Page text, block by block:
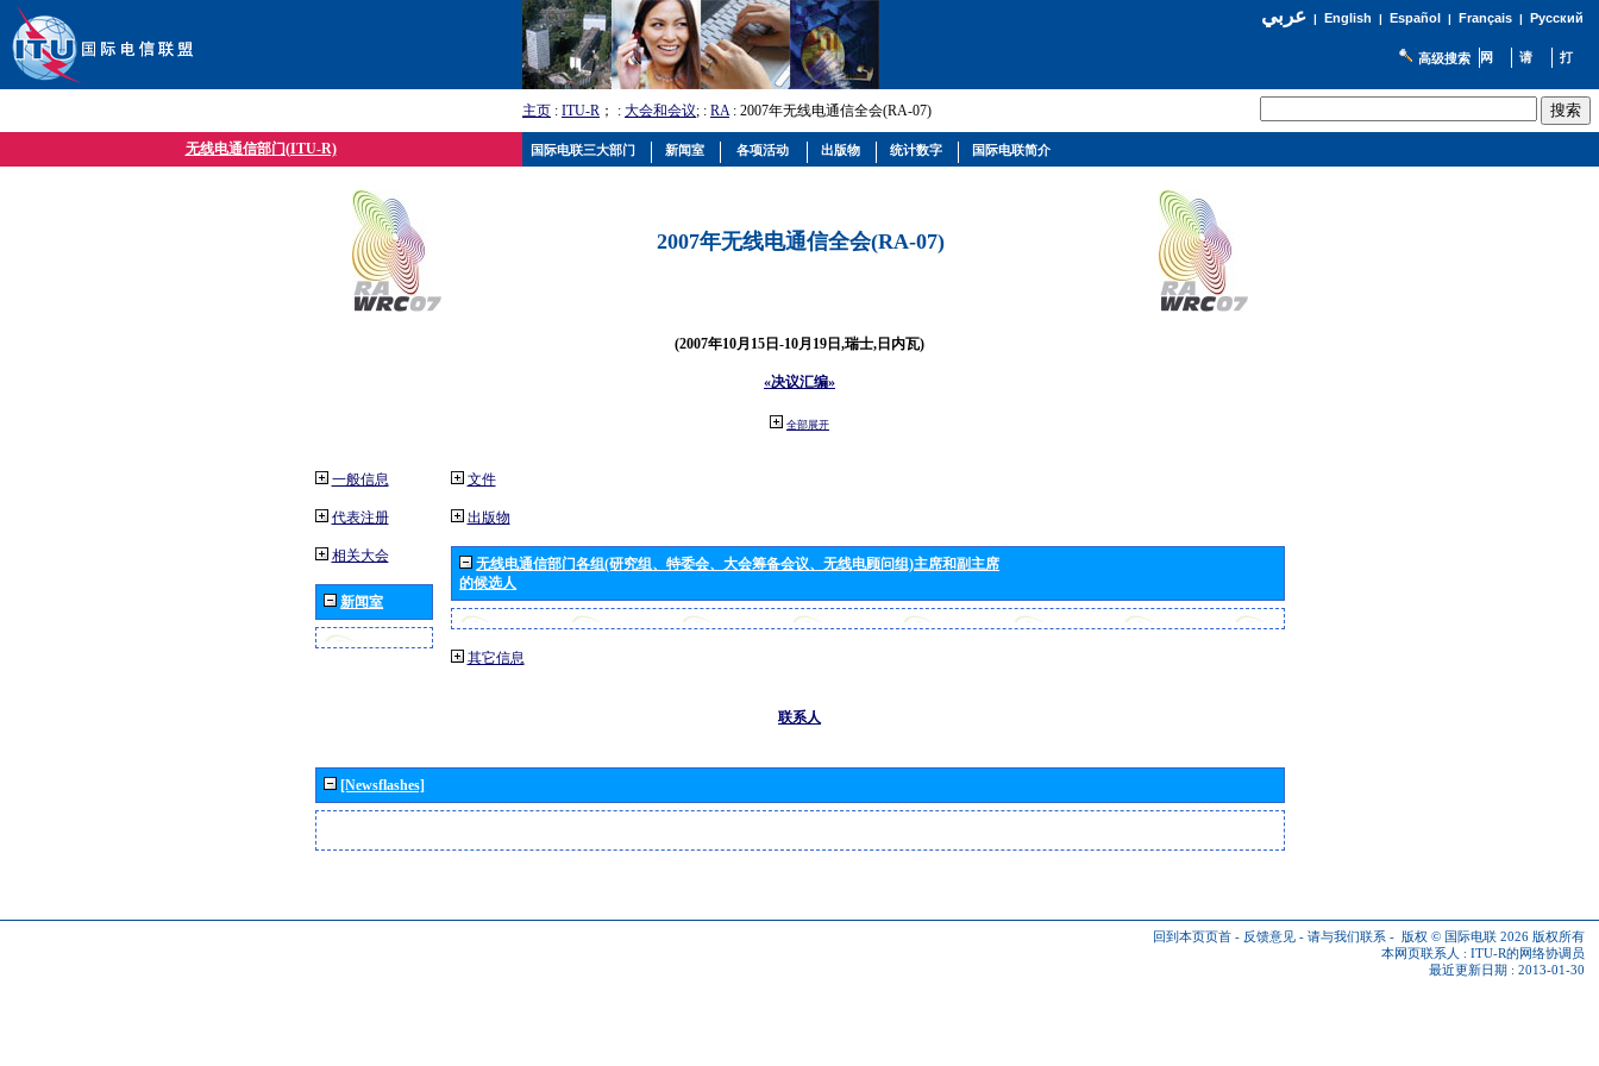
عربي| English | Español | Français| Русский
高级搜索
主页 : ITU-R ； : 大会和会议; : RA: 2007年无线电通信全会(RA-07)
无线电通信部门(ITU-R)
2007年无线电通信全会(RA-07)
(2007年10月15日-10月19日,瑞士,日内瓦)
«决议汇编»
全部展开
一般信息
代表注册
相关大会
新闻室
文件
出版物
无线电通信部门各组(研究组、特委会、大会筹备会议、无线电顾问组)主席和副主席
的候选人
其它信息
联系人
[Newsflashes]
回到本页页首 - 反馈意见 - 请与我们联系 - 版权 © 国际电联 2026 版权所有
本网页联系人 : ITU-R的网络协调员
最近更新日期 : 2013-01-30
国际电联三大部门 新闻室 各项活动 出版物 统计数字 国际电联简介